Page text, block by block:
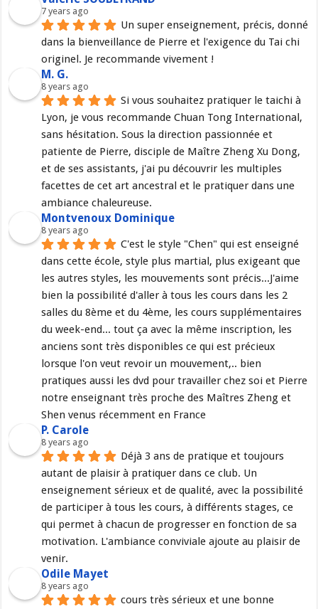
7 years ago
Un super enseignement, précis, donné
dans la bienveillance de Pierre et l'exigence du Tai chi
originel. Je recommande vivement !
M. G.
8 years ago
Si vous souhaitez pratiquer le taichi à
Lyon, je vous recommande Chuan Tong International,
sans hésitation. Sous la direction passionnée et
patiente de Pierre, disciple de Maître Zheng Xu Dong,
et de ses assistants, j'ai pu découvrir les multiples
facettes de cet art ancestral et le pratiquer dans une
ambiance chaleureuse.
Montvenoux Dominique
8 years ago
C'est le style "Chen" qui est enseigné
dans cette école, style plus martial, plus exigeant que
les autres styles, les mouvements sont précis...J'aime
bien la possibilité d'aller à tous les cours dans les 2
salles du 8ème et du 4ème, les cours supplémentaires
du week-end... tout ça avec la même inscription, les
anciens sont très disponibles ce qui est précieux
lorsque l'on veut revoir un mouvement,.. bien
pratiques aussi les dvd pour travailler chez soi et Pierre
notre enseignant très proche des Maîtres Zheng et
Shen venus récemment en France
P. Carole
8 years ago
Déjà 3 ans de pratique et toujours
autant de plaisir à pratiquer dans ce club. Un
enseignement sérieux et de qualité, avec la possibilité
de participer à tous les cours, à différents stages, ce
qui permet à chacun de progresser en fonction de sa
motivation. L'ambiance conviviale ajoute au plaisir de
venir.
Odile Mayet
8 years ago
cours très sérieux et une bonne